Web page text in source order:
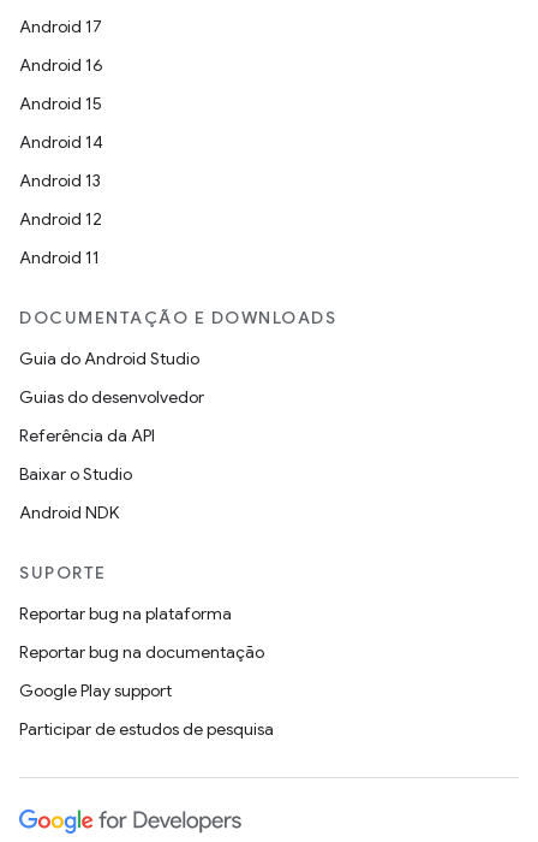
Android 17
Android 16
Android 15
Android 14
Android 13
Android 12
Android 11
DOCUMENTAÇÃO E DOWNLOADS
Guia do Android Studio
Guias do desenvolvedor
Referência da API
Baixar o Studio
Android NDK
SUPORTE
Reportar bug na plataforma
Reportar bug na documentação
Google Play support
Participar de estudos de pesquisa